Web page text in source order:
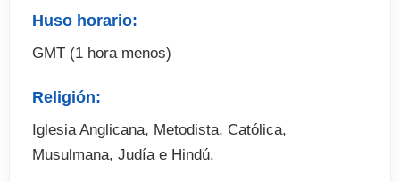
Huso horario:
GMT (1 hora menos)
Religión:
Iglesia Anglicana, Metodista, Católica,
Musulmana, Judía e Hindú.